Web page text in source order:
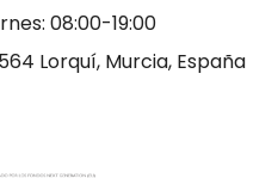
08:00-19:00
Lorquí, Murcia, España